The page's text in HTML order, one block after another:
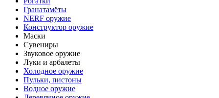
Гранатамёты
NERF оружие
Конструктор оружие
Маски
Сувениры
Звуковое оружие
Луки и арбалеты
Холодное оружие
Пульки, пистоны
Водное оружие